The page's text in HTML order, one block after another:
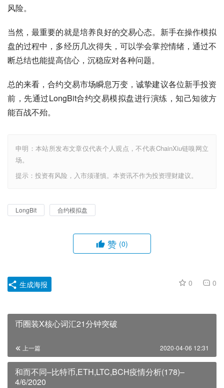
风险。
当然，最重要的就是培养良好的交易心态。新手在操作模拟
盘的过程中，多经历几次得失，可以学会掌控情绪，通过不
断总结也能提高信心，沉稳应对各种问题。
总的来看，合约交易市场瞬息万变，诚挚建议各位新手投资
前，先通过LongBit合约交易模拟盘进行演练，知己知彼方
能百战不殆。
申明：本站所发布文章仅代表个人观点，不代表ChainXiu链嗅网立
场。
提示：投资有风险，入市须谨慎。本资讯不作为投资理财建议。
LongBit 合约模拟盘
赞 (0)
0 0
生成海报
币圈装X核心词汇21分钟突破
上一篇 2020-04-06 12:31
和而不同–比特币,ETH,LTC,BCH疫情分析(178)–
4/6/2020